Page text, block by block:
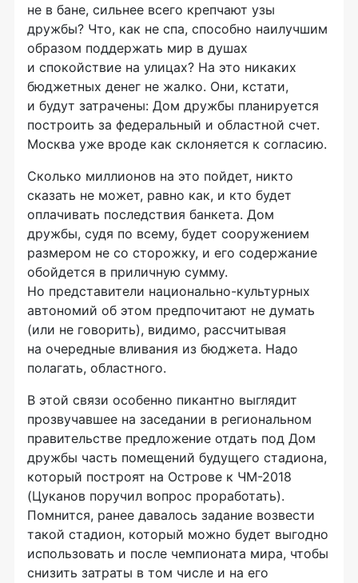
не в бане, сильнее всего крепчают узы
дружбы? Что, как не спа, способно наилучшим
образом поддержать мир в душах
и спокойствие на улицах? На это никаких
бюджетных денег не жалко. Они, кстати,
и будут затрачены: Дом дружбы планируется
построить за федеральный и областной счет.
Москва уже вроде как склоняется к согласию.
Сколько миллионов на это пойдет, никто
сказать не может, равно как, и кто будет
оплачивать последствия банкета. Дом
дружбы, судя по всему, будет сооружением
размером не со сторожку, и его содержание
обойдется в приличную сумму.
Но представители национально-культурных
автономий об этом предпочитают не думать
(или не говорить), видимо, рассчитывая
на очередные вливания из бюджета. Надо
полагать, областного.
В этой связи особенно пикантно выглядит
прозвучавшее на заседании в региональном
правительстве предложение отдать под Дом
дружбы часть помещений будущего стадиона,
который построят на Острове к ЧМ-2018
(Цуканов поручил вопрос проработать).
Помнится, ранее давалось задание возвести
такой стадион, который можно будет выгодно
использовать и после чемпионата мира, чтобы
снизить затраты в том числе и на его